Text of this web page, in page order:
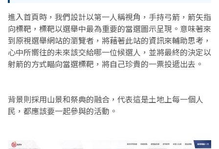
進入首頁時，我們設計以第一人稱視角，手持弓箭，箭矢指
向標靶，標靶以選舉中最為重要的當選圖示呈現。意味著來
到原視選舉網站的瀏覽者，將藉著此站的資訊來輔助思考，
心中所嚮往的未來該交給哪一位候選人，並將最終的決定以
射箭的方式瞄向當選標靶，將自己珍貴的一票投遞出去。
背景則採用山景和祭典的融合，代表這是土地上每一個人
民，都應該要一起參與的活動。